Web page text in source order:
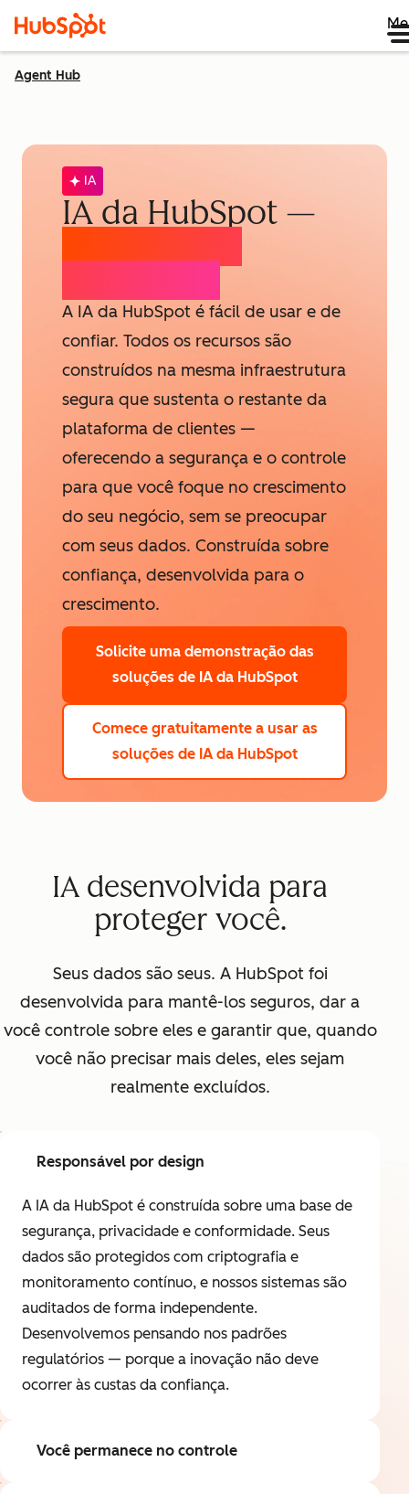
Agent Hub
IA
IA da HubSpot —
A IA da HubSpot é fácil de usar e de
confiar. Todos os recursos são
construídos na mesma infraestrutura
segura que sustenta o restante da
plataforma de clientes —
oferecendo a segurança e o controle
para que você foque no crescimento
do seu negócio, sem se preocupar
com seus dados. Construída sobre
confiança, desenvolvida para o
crescimento.
Solicite uma demonstração das
soluções de IA da HubSpot
Comece gratuitamente a usar as
soluções de IA da HubSpot
IA desenvolvida para
proteger você.
Seus dados são seus. A HubSpot foi
desenvolvida para mantê-los seguros, dar a
você controle sobre eles e garantir que, quando
você não precisar mais deles, eles sejam
realmente excluídos.
Responsável por design
A IA da HubSpot é construída sobre uma base de
segurança, privacidade e conformidade. Seus
dados são protegidos com criptografia e
monitoramento contínuo, e nossos sistemas são
auditados de forma independente.
Desenvolvemos pensando nos padrões
regulatórios — porque a inovação não deve
ocorrer às custas da confiança.
Você permanece no controle